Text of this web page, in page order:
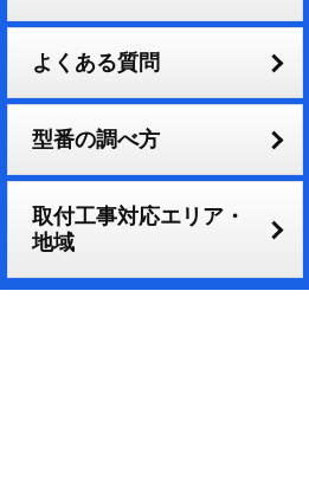
よくある質問
型番の調べ方
取付工事対応エリア・
地域